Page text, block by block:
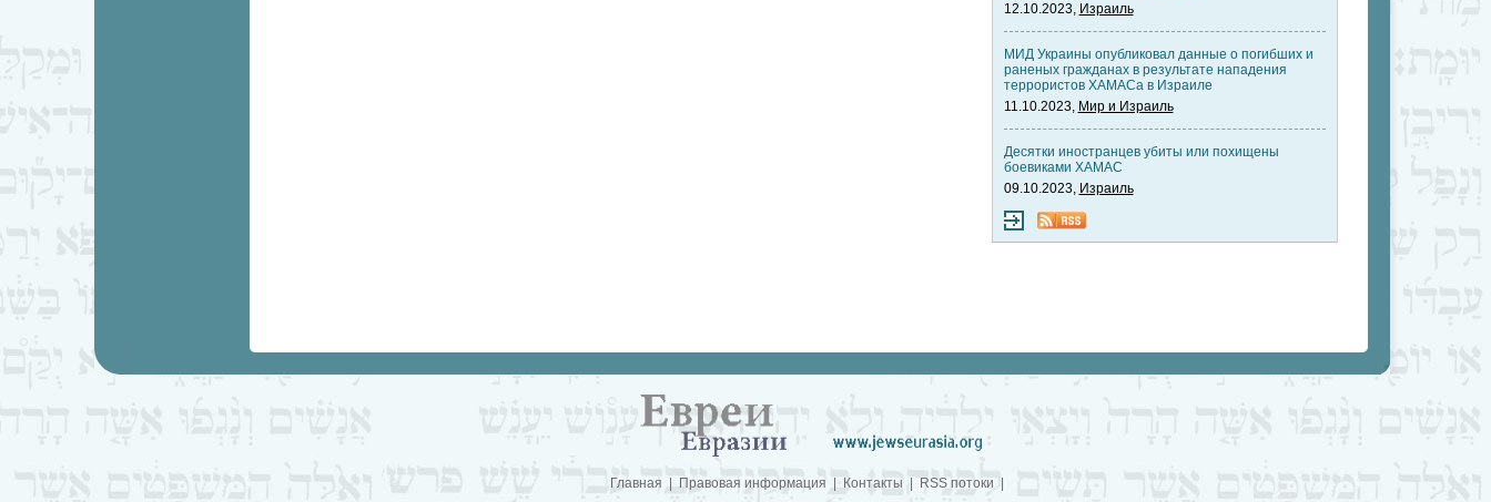
12.10.2023, Израиль
МИД Украины опубликовал данные о погибших и
раненых гражданах в результате нападения
террористов ХАМАСа в Израиле
11.10.2023, Мир и Израиль
Десятки иностранцев убиты или похищены
боевиками ХАМАС
09.10.2023, Израиль
Главная Правовая информация Контакты RSS потоки